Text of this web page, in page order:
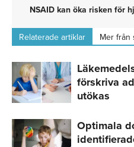
NSAID kan öka risken för
Relaterade artiklar Mer från
förskriva
utökas
Optimala